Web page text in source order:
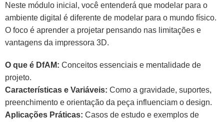
Neste módulo inicial, você entenderá que modelar para o
ambiente digital é diferente de modelar para o mundo físico.
O foco é aprender a projetar pensando nas limitações e
vantagens da impressora 3D.
O que é DfAM: Conceitos essenciais e mentalidade de
projeto.
Características e Variáveis: Como a gravidade, suportes,
preenchimento e orientação da peça influenciam o design.
Aplicações Práticas: Casos de estudo e exemplos de